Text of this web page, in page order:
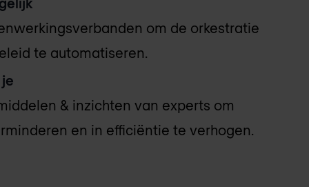
om de orkestratie
te automatiseren.
& inzichten van experts om
en in efficiëntie te verhogen.